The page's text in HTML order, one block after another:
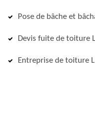
Pose de bâche et
Devis fuite de toiture
Entreprise de toiture